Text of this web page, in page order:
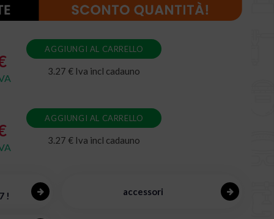
AGGIUNGI AL CARRELLO
3.27 € Iva incl cadauno
AGGIUNGI AL CARRELLO
3.27 € Iva incl cadauno
! accessori